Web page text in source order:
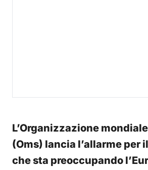
L’Organizzazione
(Oms) lancia l’allarme per
che sta preoccupando